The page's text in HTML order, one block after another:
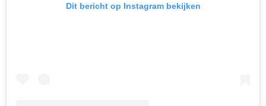
Dit bericht op Instagram bekijken